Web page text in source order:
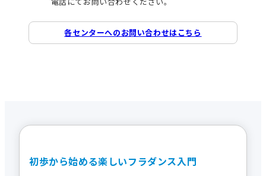
各センターへのお問い合わせはこちら
初歩から始める楽しいフラダンス入門